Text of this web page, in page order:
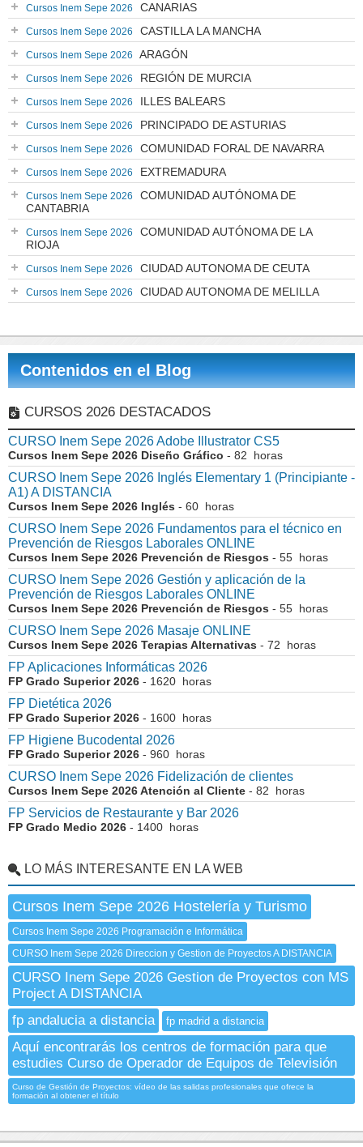
Cursos Inem Sepe 2026 CANARIAS
Cursos Inem Sepe 2026 CASTILLA LA MANCHA
Cursos Inem Sepe 2026 ARAGÓN
Cursos Inem Sepe 2026 REGIÓN DE MURCIA
Cursos Inem Sepe 2026 ILLES BALEARS
Cursos Inem Sepe 2026 PRINCIPADO DE ASTURIAS
Cursos Inem Sepe 2026 COMUNIDAD FORAL DE NAVARRA
Cursos Inem Sepe 2026 EXTREMADURA
Cursos Inem Sepe 2026
COMUNIDAD AUTÓNOMA DE
CANTABRIA
Cursos Inem Sepe 2026
COMUNIDAD AUTÓNOMA DE LA
RIOJA
Cursos Inem Sepe 2026 CIUDAD AUTONOMA DE CEUTA
Cursos Inem Sepe 2026 CIUDAD AUTONOMA DE MELILLA
Contenidos en el Blog
CURSOS 2026 DESTACADOS
CURSO Inem Sepe 2026 Adobe Illustrator CS5
Cursos Inem Sepe 2026 Diseño Gráfico - 82 horas
CURSO Inem Sepe 2026 Inglés Elementary 1 (Principiante -
A1) A DISTANCIA
Cursos Inem Sepe 2026 Inglés - 60 horas
CURSO Inem Sepe 2026 Fundamentos para el técnico en
Prevención de Riesgos Laborales ONLINE
Cursos Inem Sepe 2026 Prevención de Riesgos - 55 horas
CURSO Inem Sepe 2026 Gestión y aplicación de la
Prevención de Riesgos Laborales ONLINE
Cursos Inem Sepe 2026 Prevención de Riesgos - 55 horas
CURSO Inem Sepe 2026 Masaje ONLINE
Cursos Inem Sepe 2026 Terapias Alternativas - 72 horas
FP Aplicaciones Informáticas 2026
FP Grado Superior 2026 - 1620 horas
FP Dietética 2026
FP Grado Superior 2026 - 1600 horas
FP Higiene Bucodental 2026
FP Grado Superior 2026 - 960 horas
CURSO Inem Sepe 2026 Fidelización de clientes
Cursos Inem Sepe 2026 Atención al Cliente - 82 horas
FP Servicios de Restaurante y Bar 2026
FP Grado Medio 2026 - 1400 horas
LO MÁS INTERESANTE EN LA WEB
Cursos Inem Sepe 2026 Hostelería y Turismo
Cursos Inem Sepe 2026 Programación e Informática
CURSO Inem Sepe 2026 Direccion y Gestion de Proyectos A DISTANCIA
CURSO Inem Sepe 2026 Gestion de Proyectos con MS
Project A DISTANCIA
fp andalucia a distancia
fp madrid a distancia
Aquí encontrarás los centros de formación para que
estudies Curso de Operador de Equipos de Televisión
Curso de Gestión de Proyectos: vídeo de las salidas profesionales que ofrece la
formación al obtener el título